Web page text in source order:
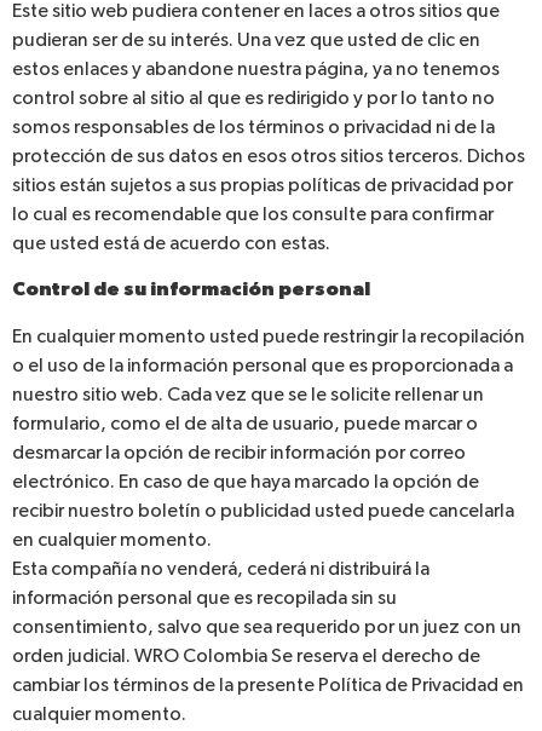
Este sitio web pudiera contener en laces a otros sitios que
pudieran ser de su interés. Una vez que usted de clic en
estos enlaces y abandone nuestra página, ya no tenemos
control sobre al sitio al que es redirigido y por lo tanto no
somos responsables de los términos o privacidad ni de la
protección de sus datos en esos otros sitios terceros. Dichos
sitios están sujetos a sus propias políticas de privacidad por
lo cual es recomendable que los consulte para confirmar
que usted está de acuerdo con estas.
Control de su información personal
En cualquier momento usted puede restringir la recopilación
o el uso de la información personal que es proporcionada a
nuestro sitio web. Cada vez que se le solicite rellenar un
formulario, como el de alta de usuario, puede marcar o
desmarcar la opción de recibir información por correo
electrónico. En caso de que haya marcado la opción de
recibir nuestro boletín o publicidad usted puede cancelarla
en cualquier momento.
Esta compañía no venderá, cederá ni distribuirá la
información personal que es recopilada sin su
consentimiento, salvo que sea requerido por un juez con un
orden judicial. WRO Colombia Se reserva el derecho de
cambiar los términos de la presente Política de Privacidad en
cualquier momento.